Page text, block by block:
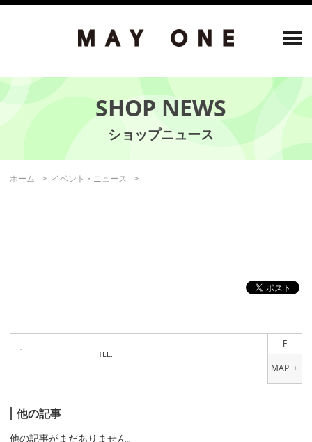
SHOP NEWS
ホーム イベント・ニュース
F
TEL.
他の記事
他の記事がまだありません。